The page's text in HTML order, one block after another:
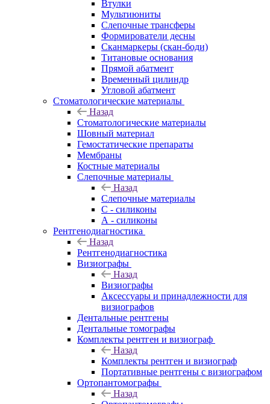
Втулки
Мультиюниты
Слепочные трансферы
Формирователи десны
Сканмаркеры (скан-боди)
Титановые основания
Прямой абатмент
Временный цилиндр
Угловой абатмент
Стоматологические материалы
Назад
Стоматологические материалы
Шовный материал
Гемостатические препараты
Мембраны
Костные материалы
Слепочные материалы
Назад
Слепочные материалы
C - силиконы
А - силиконы
Рентгенодиагностика
Назад
Рентгенодиагностика
Визиографы
Назад
Визиографы
Аксессуары и принадлежности для
визиографов
Дентальные рентгены
Дентальные томографы
Комплекты рентген и визиограф
Назад
Комплекты рентген и визиограф
Портативные рентгены с визиографом
Ортопантомографы
Назад